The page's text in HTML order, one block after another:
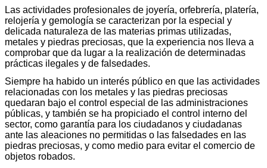
Las actividades profesionales de joyería, orfebrería, platería,
relojería y gemología se caracterizan por la especial y
delicada naturaleza de las materias primas utilizadas,
metales y piedras preciosas, que la experiencia nos lleva a
comprobar que da lugar a la realización de determinadas
prácticas ilegales y de falsedades.
Siempre ha habido un interés público en que las actividades
relacionadas con los metales y las piedras preciosas
quedaran bajo el control especial de las administraciones
públicas, y también se ha propiciado el control interno del
sector, como garantía para los ciudadanos y ciudadanas
ante las aleaciones no permitidas o las falsedades en las
piedras preciosas, y como medio para evitar el comercio de
objetos robados.